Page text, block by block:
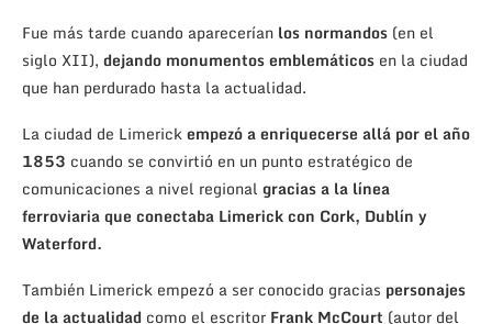
Fue más tarde cuando aparecerían los normandos (en el
siglo XII), dejando monumentos emblemáticos en la ciudad
que han perdurado hasta la actualidad.
La ciudad de Limerickempezó a enriquecerse allá por el año
1853 cuando se convirtió en un punto estratégico de
comunicaciones a nivel regional gracias a la línea
ferroviaria que conectaba Limerick con Cork, Dublín y
Waterford.
También Limerick empezó a ser conocido gracias personajes
de la actualidad como el escritor Frank McCourt (autor del